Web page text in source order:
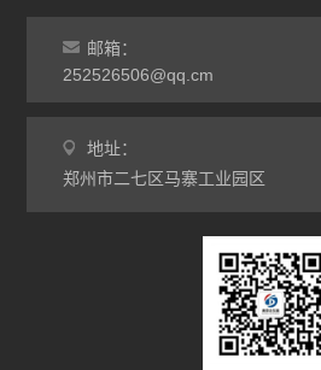
邮箱：
252526506@qq.cm
地址：
郑州市二七区马寨工业园区